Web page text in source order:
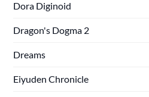
Dora Diginoid
Dragon's Dogma 2
Dreams
Eiyuden Chronicle